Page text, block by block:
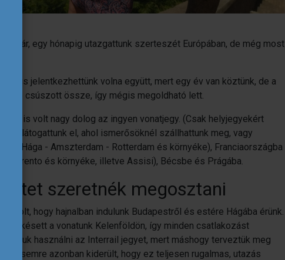
már, egy hónapig utazgattunk szerteszét Európában, de még most
is jelentkezhettünk volna együtt, mert egy év van köztünk, de a
évre csúszott össze, így mégis megoldható lett.
is volt nagy dolog az ingyen vonatjegy. (Csak helyjegyekért
látogattunk el, ahol ismerősöknél szállhattunk meg, vagy
(Hága - Amszterdam - Rotterdam és környéke), Franciaországba
(Sorrento és környéke, illetve Assisi), Bécsbe és Prágába.
szeretnék megosztani
volt, hogy hajnalban indulunk Budapestről és estére Hágába érünk.
órát késett a vonatunk Kelenföldön, így minden csatlakozást
tudjuk használni az Interrail jegyet, mert máshogy terveztük meg
azonban kiderült, hogy ez teljesen rugalmas, utazás